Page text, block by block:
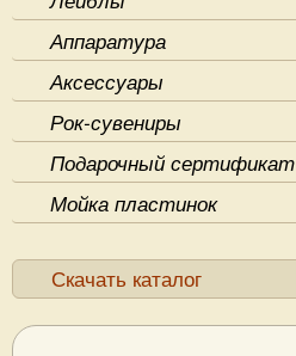
Аппаратура
Аксессуары
Рок-сувениры
Подарочный сертификат
Мойка пластинок
Скачать каталог